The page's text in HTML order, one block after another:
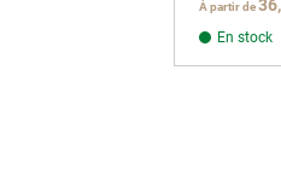
À partir de
En stock